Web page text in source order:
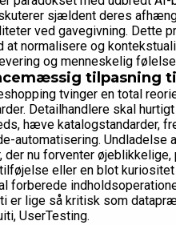
sjældent deres
ved gavegivning. Dette
at normalisere og
og menneskelig
tilpasning
tvinger en total
Detailhandlere skal
hæve katalogstandarder,
automatisering.
der nu forventer
tilføjelse eller en blot
forberede
er lige så kritisk som
UserTesting.